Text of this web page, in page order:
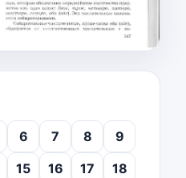
6 7 8
9
15 16 17
18